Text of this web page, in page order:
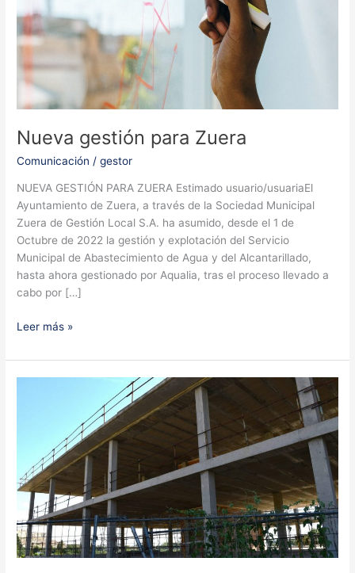
Nueva gestión para Zuera
Comunicación /gestor
NUEVA GESTIÓN PARA ZUERA Estimado usuario/usuariaEl
Ayuntamiento de Zuera, a través de la Sociedad Municipal
Zuera de Gestión Local S.A. ha asumido, desde el 1 de
Octubre de 2022 la gestión y explotación del Servicio
Municipal de Abastecimiento de Agua y del Alcantarillado,
hasta ahora gestionado por Aqualia, tras el proceso llevado a
cabo por […]
Nueva
para
Zuera
Leer más »